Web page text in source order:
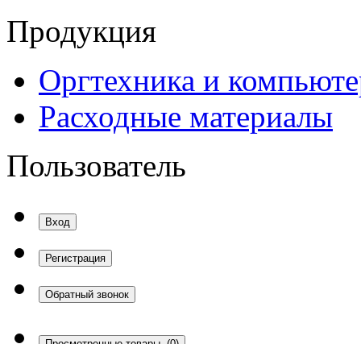
Продукция
Оргтехника и
Расходные материалы
Пользователь
Вход
Регистрация
Обратный звонок